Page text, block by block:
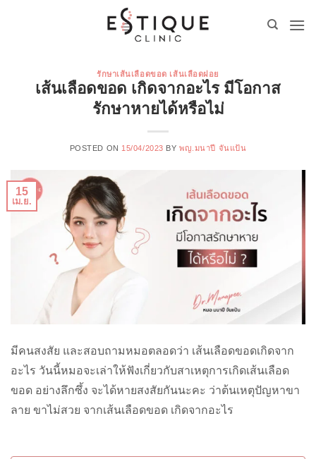
รักษาเส้นเลือดขอด เส้นเลือดฝอย
เส้นเลือดขอด เกิดจากอะไร มีโอกาส
รักษาหายได้หรือไม่
POSTED ON 15/04/2023 BYพญ.มนาปี จันแป้น
15
เม.ย.
มีคนสงสัย และสอบถามหมอตลอดว่า เส้นเลือดขอดเกิดจาก
อะไร วันนี้หมอจะเล่าให้ฟังเกี่ยวกับสาเหตุการเกิดเส้นเลือด
ขอด อย่างลึกซึ้ง จะได้หายสงสัยกันนะคะ ว่าต้นเหตุปัญหาขา
ลาย ขาไม่สวย จากเส้นเลือดขอด เกิดจากอะไร